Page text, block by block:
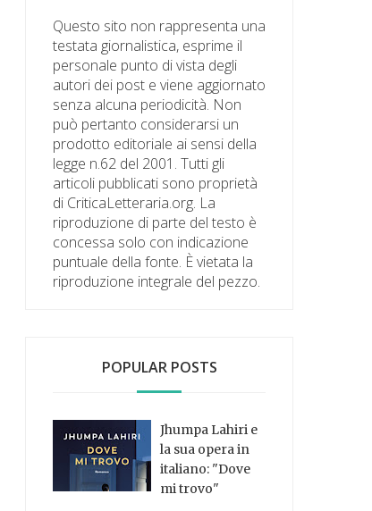
Questo sito non rappresenta una
testata giornalistica, esprime il
personale punto di vista degli
autori dei post e viene aggiornato
senza alcuna periodicità. Non
può pertanto considerarsi un
prodotto editoriale ai sensi della
legge n.62 del 2001. Tutti gli
articoli pubblicati sono proprietà
di CriticaLetteraria.org. La
riproduzione di parte del testo è
concessa solo con indicazione
puntuale della fonte. È vietata la
riproduzione integrale del pezzo.
POPULAR POSTS
Jhumpa Lahiri e
la sua opera in
italiano: "Dove
mi trovo"